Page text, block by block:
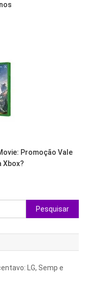
Promoção Vale
Xbox?
Pesquisar
por:
LG, Semp e